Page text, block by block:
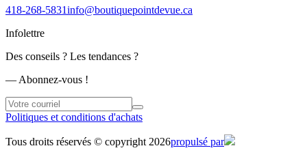
418-268-5831info@boutiquepointdevue.ca
Infolettre
Des conseils ? Les tendances ?
― Abonnez-vous !
Politiques et conditions d'achats
Tous droits réservés © copyright 2026propulsé par